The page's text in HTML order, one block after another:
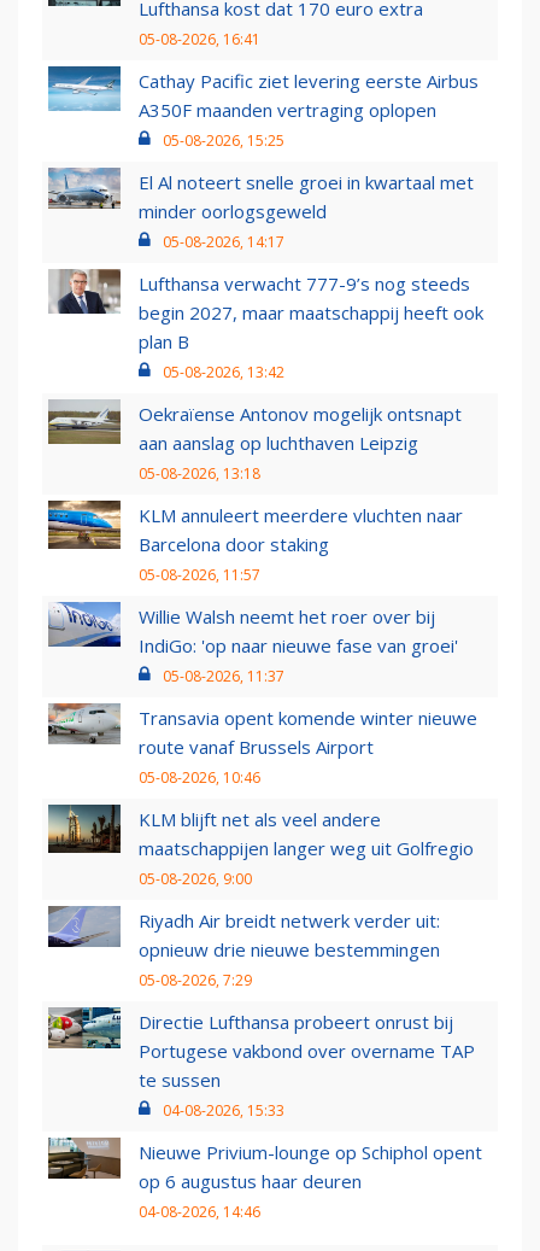
Lufthansa kost dat 170 euro extra
05-08-2026, 16:41
Cathay Pacific ziet levering eerste Airbus
A350F maanden vertraging oplopen
05-08-2026, 15:25
El Al noteert snelle groei in kwartaal met
minder oorlogsgeweld
05-08-2026, 14:17
Lufthansa verwacht 777-9’s nog steeds
begin 2027, maar maatschappij heeft ook
plan B
05-08-2026, 13:42
Oekraïense Antonov mogelijk ontsnapt
aan aanslag op luchthaven Leipzig
05-08-2026, 13:18
KLM annuleert meerdere vluchten naar
Barcelona door staking
05-08-2026, 11:57
Willie Walsh neemt het roer over bij
IndiGo: 'op naar nieuwe fase van groei'
05-08-2026, 11:37
Transavia opent komende winter nieuwe
route vanaf Brussels Airport
05-08-2026, 10:46
KLM blijft net als veel andere
maatschappijen langer weg uit Golfregio
05-08-2026, 9:00
Riyadh Air breidt netwerk verder uit:
opnieuw drie nieuwe bestemmingen
05-08-2026, 7:29
Directie Lufthansa probeert onrust bij
Portugese vakbond over overname TAP
te sussen
04-08-2026, 15:33
Nieuwe Privium-lounge op Schiphol opent
op 6 augustus haar deuren
04-08-2026, 14:46